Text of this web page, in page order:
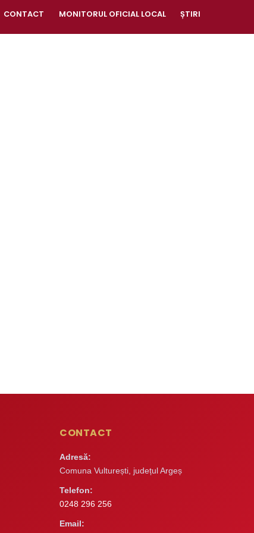
CONTACT MONITORUL OFICIAL LOCAL ȘTIRI
CONTACT
Adresă:
Comuna Vulturești, județul Argeș
Telefon:
0248 296 256
Email: